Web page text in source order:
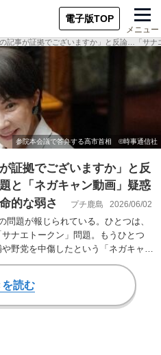
電子版TOP
メニュー
記事が証拠でございますか」と反論…「サ
証拠でございますか」と反
と「ネガキャン動画」疑惑
的な弱さ
プチ鹿島 2026/06/02
題が報じられている。ひとつは、
ナエトークン」問題。もうひとつ
野党を中傷したという「ネガキャン
読む